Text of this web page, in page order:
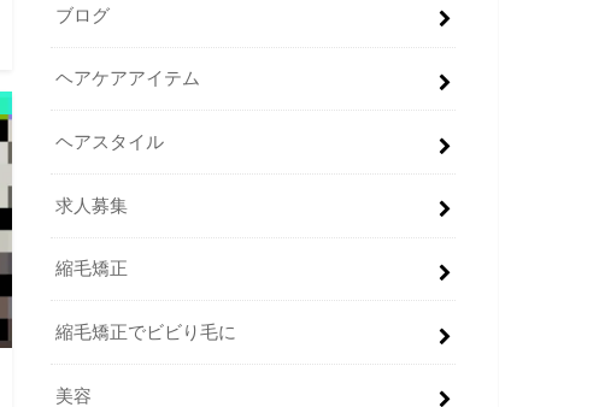
ブログ
ヘアケアアイテム
ヘアスタイル
求人募集
縮毛矯正
縮毛矯正でビビり毛に
美容